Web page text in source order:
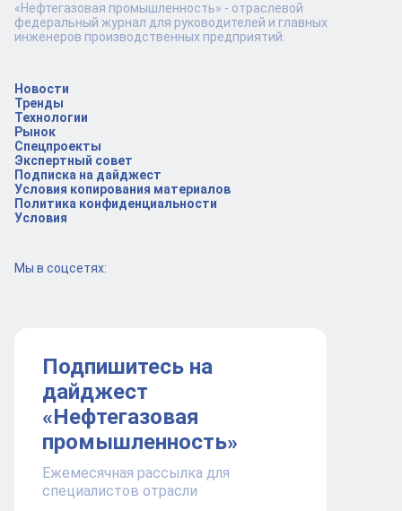
Новости
Тренды
Технологии
Рынок
Спецпроекты
Экспертный совет
Подписка на дайджест
Условия копирования материалов
Политика конфиденциальности
Условия
Мы в соцсетях:
Подпишитесь на
дайджест
«Нефтегазовая
промышленность»
Ежемесячная рассылка для
специалистов отрасли
«Нефтегазовая промышленность» - отраслевой
федеральный журнал для руководителей и главных
инженеров производственных предприятий.